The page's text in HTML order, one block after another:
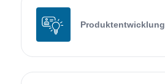
Produktentwicklung